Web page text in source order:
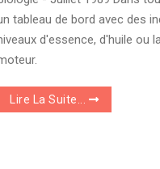
tableau de bord avec des
d'essence, d'huile ou
Lire La Suite...